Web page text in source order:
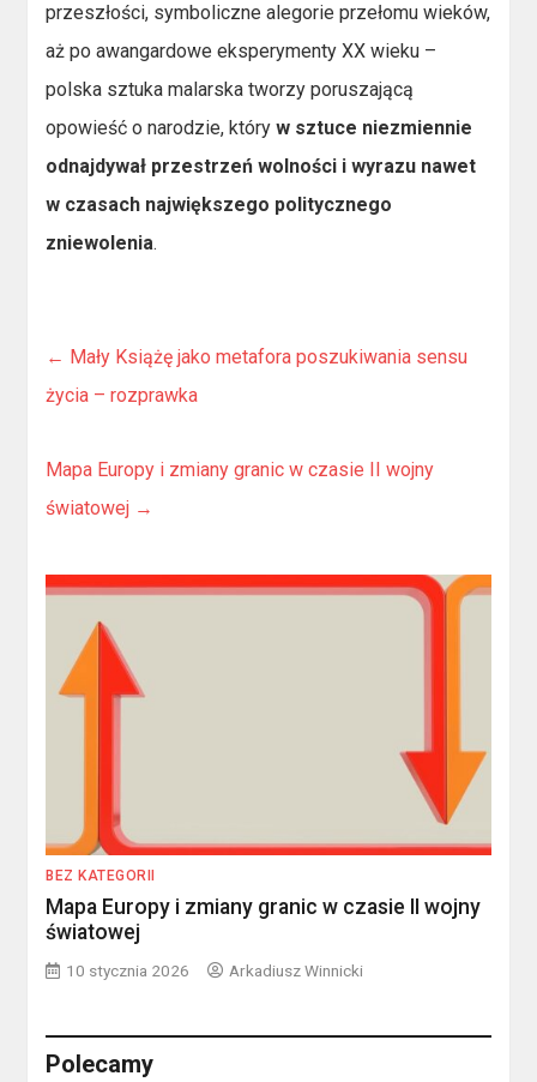
przeszłości, symboliczne alegorie przełomu wieków,
aż po awangardowe eksperymenty XX wieku –
polska sztuka malarska tworzy poruszającą
opowieść o narodzie, któryw sztuce niezmiennie
odnajdywał przestrzeń wolności i wyrazu nawet
w czasach największego politycznego
zniewolenia.
← Mały Książę jako metafora poszukiwania sensu
życia – rozprawka
Mapa Europy i zmiany granic w czasie II wojny
światowej →
BEZ KATEGORII
Mapa Europy i zmiany granic w czasie II wojny
światowej
10 stycznia 2026 Arkadiusz Winnicki
Polecamy